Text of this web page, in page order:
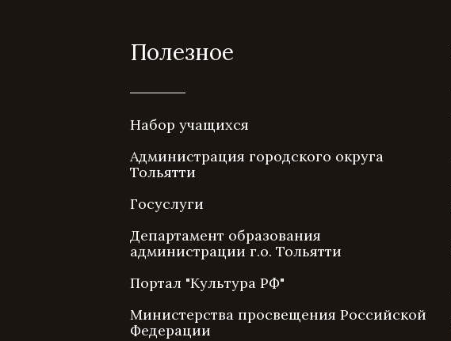
Полезное
Набор учащихся
Администрация городского округа
Тольятти
Госуслуги
Департамент образования
администрации г.о. Тольятти
Портал "Культура РФ"
Министерства просвещения Российской
Федерации